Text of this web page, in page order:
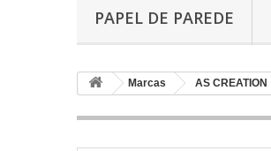
PAPEL DE PAREDE
Marcas AS CREATION